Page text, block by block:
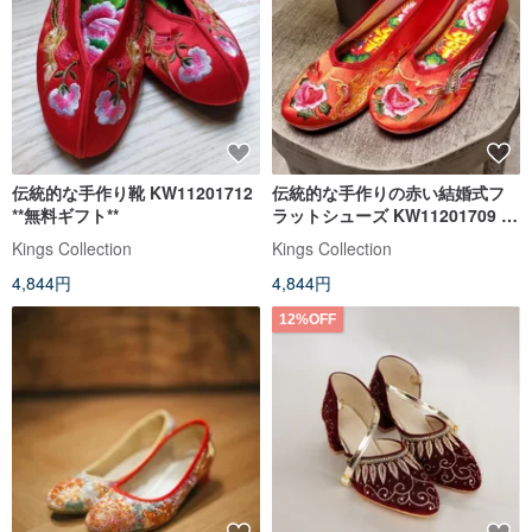
伝統的な手作り靴 KW11201712
**無料ギフト**
Kings Collection
4,844円
伝統的な手作りの赤い結婚式フ
ラットシューズ KW11201709 **
無料ギフト**
Kings Collection
4,844円
12%OFF